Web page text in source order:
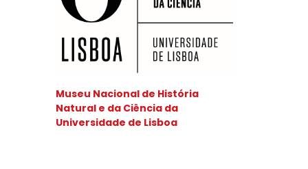
Museu Nacional de História
Natural e da Ciência da
Universidade de Lisboa